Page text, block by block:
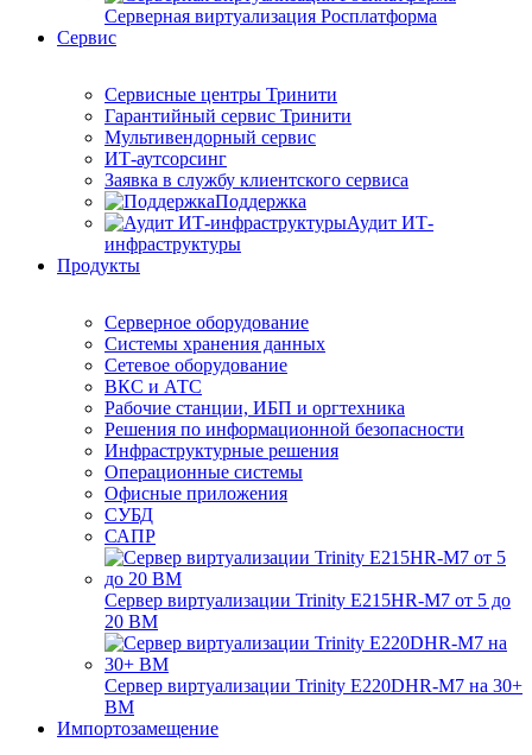
Серверная виртуализация Росплатформа
Сервис
Сервисные центры Тринити
Гарантийный сервис Тринити
Мультивендорный сервис
ИТ-аутсорсинг
Заявка в службу клиентского сервиса
Поддержка
Аудит ИТ-
инфраструктуры
Продукты
Серверное оборудование
Системы хранения данных
Сетевое оборудование
ВКС и АТС
Рабочие станции, ИБП и оргтехника
Решения по информационной безопасности
Инфраструктурные решения
Операционные системы
Офисные приложения
СУБД
САПР
Сервер виртуализации Trinity E215HR-M7 от 5 до
20 ВМ
Сервер виртуализации Trinity E220DHR-M7 на 30+
ВМ
Импортозамещение